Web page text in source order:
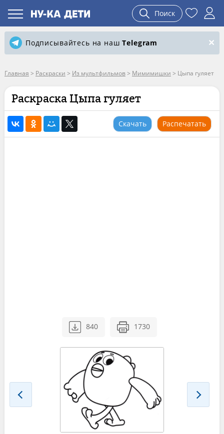
Поиск
Подписывайтесь на нашTelegram
Главная > Раскраски > Из мультфильмов> Мимимишки > Цыпа гуляет
Раскраска Цыпа гуляет
Скачать Распечатать
840 1730